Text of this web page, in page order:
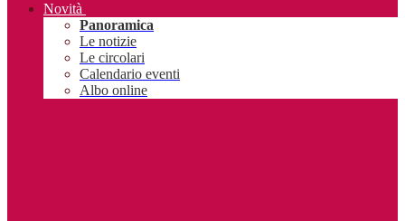
Novità
Panoramica
Le notizie
Le circolari
Calendario eventi
Albo online